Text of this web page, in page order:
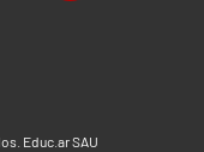
Educ.ar SAU